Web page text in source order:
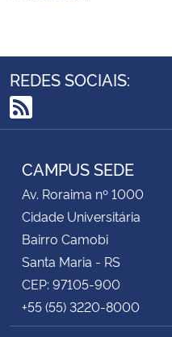
REDES SOCIAIS:
RSS
CAMPUS SEDE
Av. Roraima nº 1000
Cidade Universitária
Bairro Camobi
Santa Maria - RS
CEP: 97105-900
+55 (55) 3220-8000